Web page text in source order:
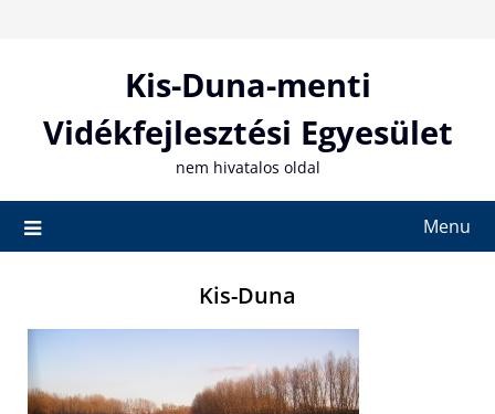
Kis-Duna-menti
Vidékfejlesztési Egyesület
nem hivatalos oldal
Menu
Kis-Duna